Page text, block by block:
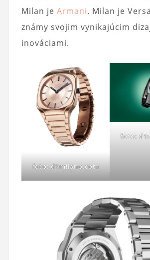
Milan je Armani. Milan je
známy svojim vynikajúcim
inováciami.
foto: d1milano.com
foto: